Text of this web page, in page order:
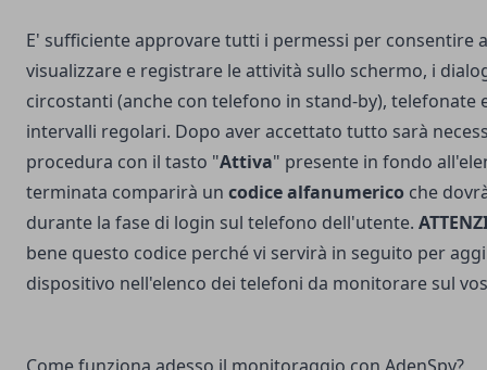
E' sufficiente approvare tutti i permessi per consentire
visualizzare e registrare le attività sullo schermo, i
circostanti (anche con telefono in stand-by), telefonate
intervalli regolari. Dopo aver accettato tutto sarà
procedura con il tasto "Attiva" presente in fondo
terminata comparirà un codice alfanumerico che
durante la fase di login sul telefono dell'utente.
bene questo codice perché vi servirà in seguito per
dispositivo nell'elenco dei telefoni da monitorare sul